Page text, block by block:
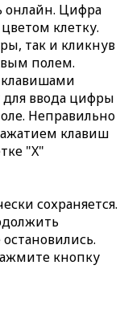
онлайн. Цифра
клетку.
так и кликнув
полем.
для ввода цифры
Неправильно
клавиш
"X"
сохраняется.
кнопку